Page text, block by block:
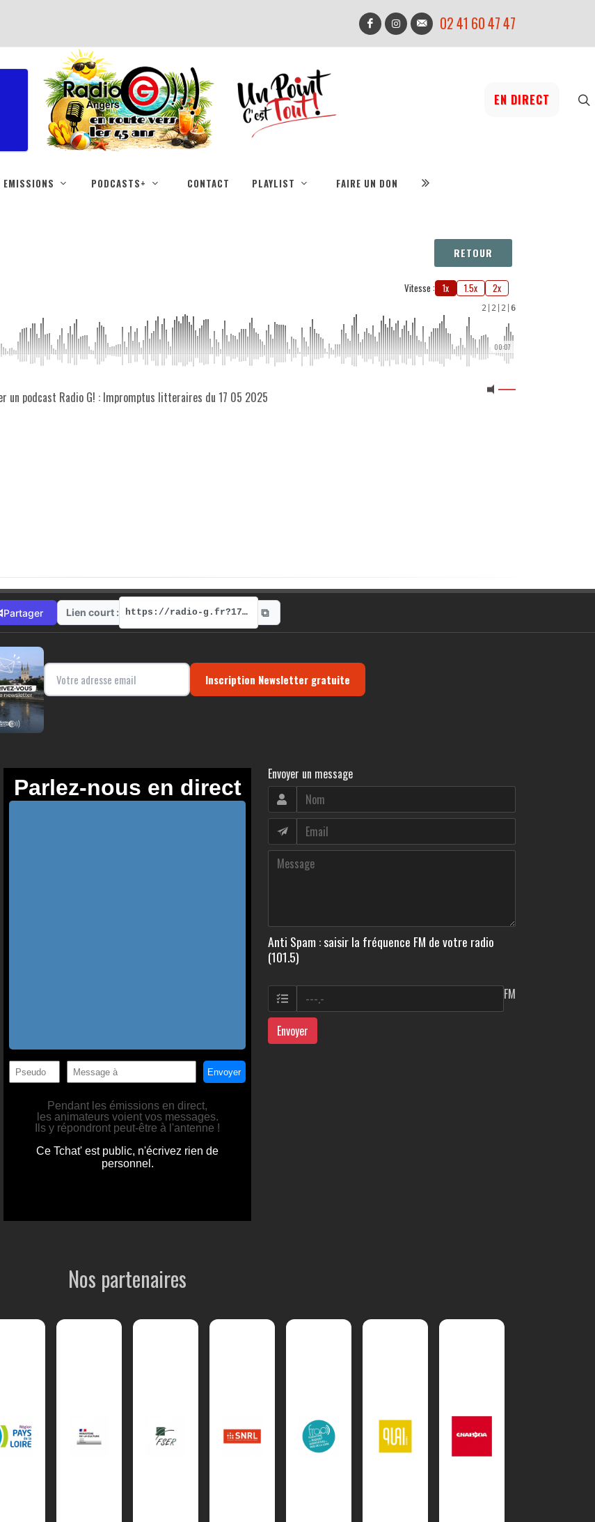
02 41 60 47 47
EN DIRECT
EMISSIONS PODCASTS+ CONTACT PLAYLIST FAIRE UN DON
RETOUR
Vitesse : 1x 1.5x 2x
2 2 2 6
00:07
un podcast Radio G! : Impromptus litteraires du 17 05 2025
Partager Lien court : https://radio-g.fr?17705 ⧉
Inscription Newsletter gratuite
Envoyer un message
Anti Spam : saisir la fréquence FM de votre radio
(101.5)
FM
Envoyer
Nos partenaires